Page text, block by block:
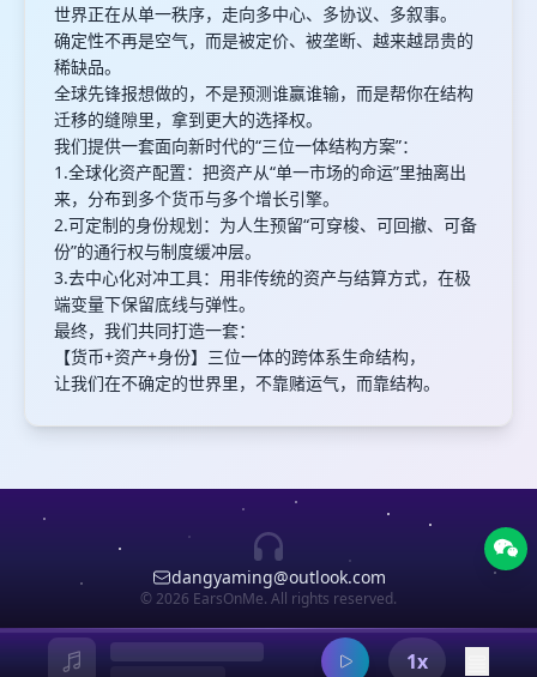
世界正在从单一秩序，走向多中心、多协议、多叙事。
确定性不再是空气，而是被定价、被垄断、越来越昂贵的
稀缺品。
全球先锋报想做的，不是预测谁赢谁输，而是帮你在结构
迁移的缝隙里，拿到更大的选择权。
我们提供一套面向新时代的“三位一体结构方案”：
1.全球化资产配置：把资产从“单一市场的命运”里抽离出
来，分布到多个货币与多个增长引擎。
2.可定制的身份规划：为人生预留“可穿梭、可回撤、可备
份”的通行权与制度缓冲层。
3.去中心化对冲工具：用非传统的资产与结算方式，在极
端变量下保留底线与弹性。
最终，我们共同打造一套：
【货币+资产+身份】三位一体的跨体系生命结构，
让我们在不确定的世界里，不靠赌运气，而靠结构。
dangyaming@outlook.com
© 2026 EarsOnMe. All rights reserved.
1x